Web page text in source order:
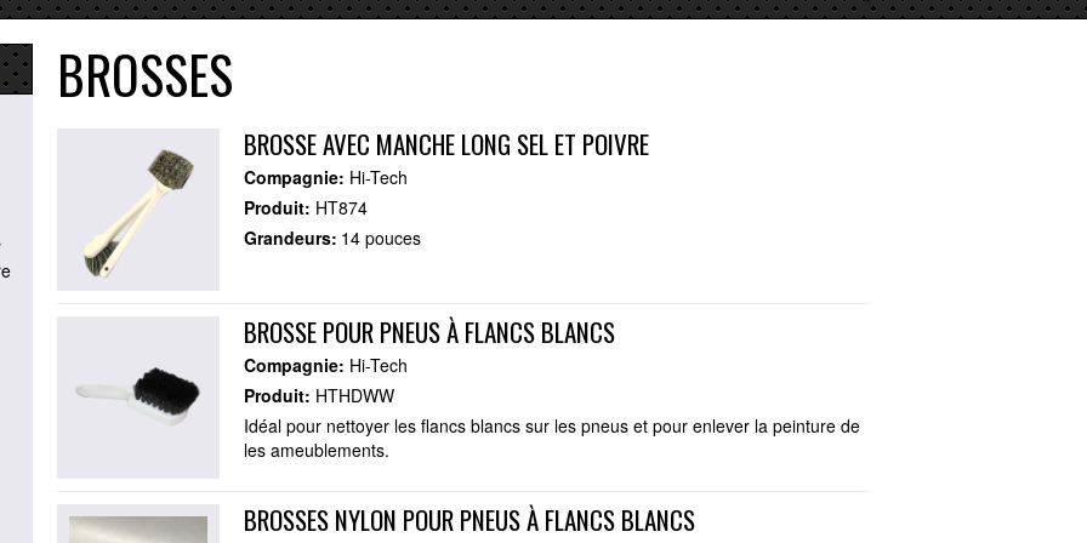
BROSSES
BROSSE AVEC MANCHE LONG SEL ET POIVRE
Compagnie: Hi-Tech
Produit: HT874
Grandeurs: 14 pouces
BROSSE POUR PNEUS À FLANCS BLANCS
Compagnie: Hi-Tech
Produit: HTHDWW
Idéal pour nettoyer les flancs blancs sur les pneus et pour enlever la peinture de
les ameublements.
BROSSES NYLON POUR PNEUS À FLANCS BLANCS